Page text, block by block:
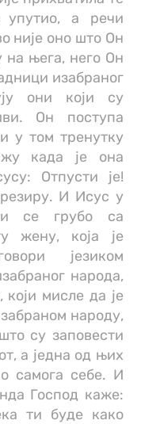
упутио, а речи
није оно што Он
њега, него Он
изабраног
они који су
Он поступа
у том тренутку
када је она
Отпусти је!
И Исус у
се грубо са
жену, која је
језиком
народа,
мисле да је
народу,
су заповести
а једна од њих
самога себе. И
Господ каже:
ти буде како